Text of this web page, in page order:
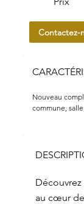
Contactez-
Nouveau
commune,
au cœur